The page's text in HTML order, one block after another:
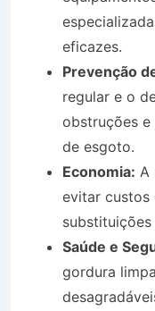
eficazes.
Prevenção
regular e o
obstruções e
de esgoto.
Economia: A
evitar custos
Saúde e
gordura